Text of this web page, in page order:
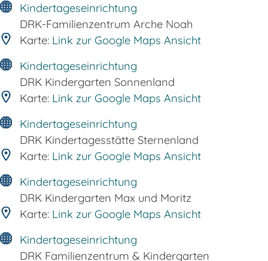
Kindertageseinrichtung
DRK-Familienzentrum Arche Noah
Karte: Link zur Google Maps Ansicht
Kindertageseinrichtung
DRK Kindergarten Sonnenland
Karte: Link zur Google Maps Ansicht
Kindertageseinrichtung
DRK Kindertagesstätte Sternenland
Karte: Link zur Google Maps Ansicht
Kindertageseinrichtung
DRK Kindergarten Max und Moritz
Karte: Link zur Google Maps Ansicht
Kindertageseinrichtung
DRK Familienzentrum & Kindergarten